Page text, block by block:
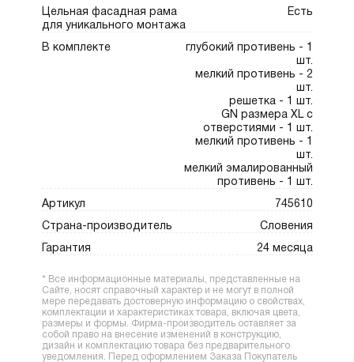
Цельная фасадная рама
для уникального монтажа
Есть
В комплекте
глубокий противень - 1
шт.
мелкий противень - 2
шт.
решетка - 1 шт.
GN размера XL с
отверстиями - 1 шт.
мелкий противень - 1
шт.
мелкий эмалированный
противень - 1 шт.
Артикул 745610
Страна-производитель Словения
Гарантия 24 месяца
* Все информационные материалы, представленные на
Сайте, носят справочный характер и не могут в полной
мере передавать достоверную информацию о свойствах,
комплектации и характеристиках товара, включая цвета,
размеры и формы. Фирма-производитель оставляет за
собой право на внесение изменений в конструкцию,
дизайн и комплектацию товара без предварительного
уведомления. Перед оформлением Заказа Покупатель